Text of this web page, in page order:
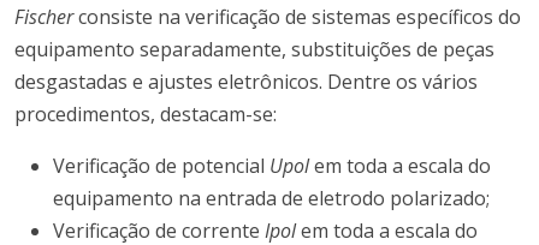
Fischerconsiste na verificação de sistemas específicos do
equipamento separadamente, substituições de peças
desgastadas e ajustes eletrônicos. Dentre os vários
procedimentos, destacam-se:
Verificação de potencial Upolem toda a escala do
equipamento na entrada de eletrodo polarizado;
Verificação de corrente Ipolem toda a escala do